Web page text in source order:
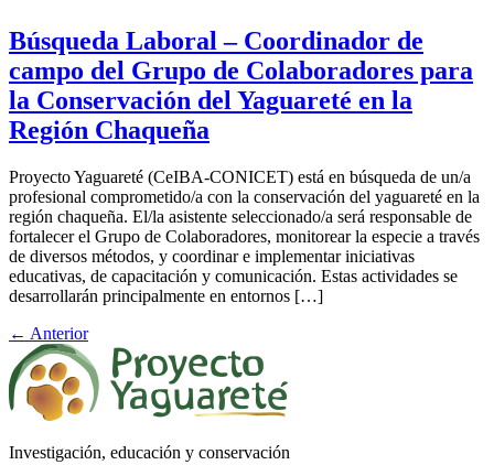
Búsqueda Laboral – Coordinador de
campo del Grupo de Colaboradores para
la Conservación del Yaguareté en la
Región Chaqueña
Proyecto Yaguareté (CeIBA-CONICET) está en búsqueda de un/a
profesional comprometido/a con la conservación del yaguareté en la
región chaqueña. El/la asistente seleccionado/a será responsable de
fortalecer el Grupo de Colaboradores, monitorear la especie a través
de diversos métodos, y coordinar e implementar iniciativas
educativas, de capacitación y comunicación. Estas actividades se
desarrollarán principalmente en entornos […]
← Anterior
Investigación, educación y conservación